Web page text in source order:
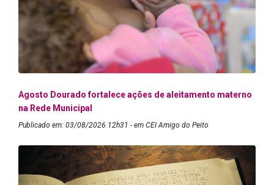
Agosto Dourado fortalece ações de aleitamento materno
na Rede Municipal
Publicado em: 03/08/2026 12h31 - em CEI Amigo do Peito